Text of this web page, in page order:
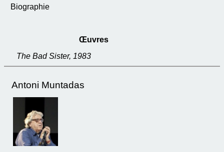
Biographie
Œuvres
The Bad Sister, 1983
Antoni Muntadas